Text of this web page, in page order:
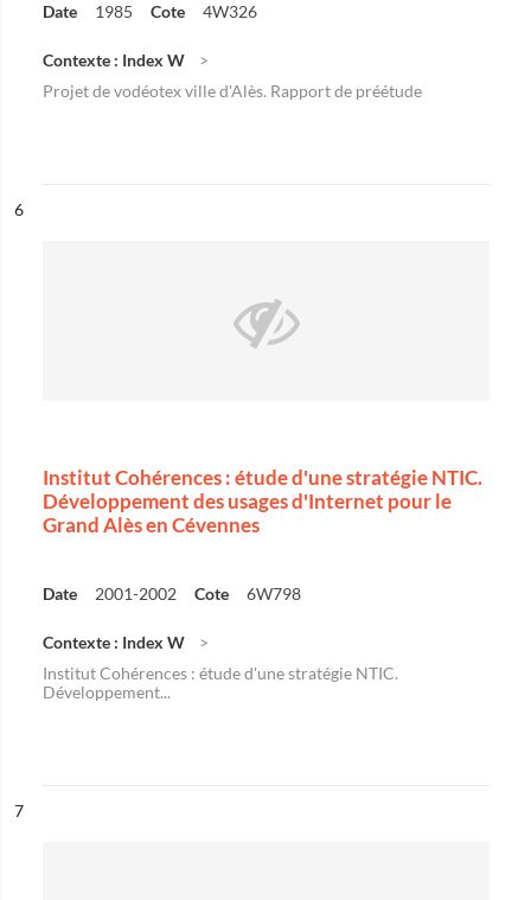
Date 1985 Cote 4W326
Contexte : Index W
Projet de vodéotex ville d'Alès. Rapport de préétude
n°
6
Institut Cohérences : étude d'une stratégie NTIC.
Développement des usages d'Internet pour le
Grand Alès en Cévennes
Date 2001-2002 Cote 6W798
Contexte : Index W
Institut Cohérences : étude d'une stratégie NTIC.
Développement...
n°
7